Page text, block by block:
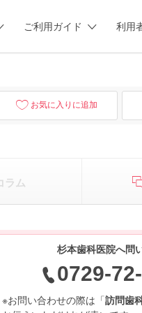
ご利用ガイド 利用
お気に入りに追加
ラム
杉本歯科医院へ問
0729-
※お問い合わせの際は「訪問歯